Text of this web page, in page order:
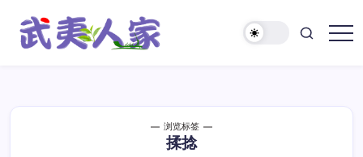
浏览标签
揉捻